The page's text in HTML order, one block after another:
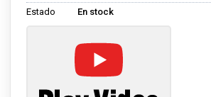
Estado
En stock